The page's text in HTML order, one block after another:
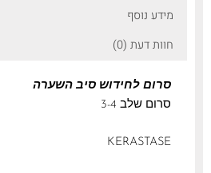
מידע נוסף
חוות דעת (0)
סרום לחידוש סיב השערה
סרום שלב 3-4
KERASTASE